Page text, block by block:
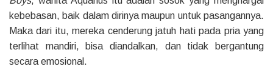
kebebasan, baik dalam dirinya maupun untuk pasangannya.
Maka dari itu, mereka cenderung jatuh hati pada pria yang
terlihat mandiri, bisa diandalkan, dan tidak bergantung
secara emosional.